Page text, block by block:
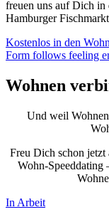
freuen uns auf Dich in
Hamburger
Kostenlos in den
Form follows feeling
Wohnen
Und weil
Freu Dich schon jetzt
Wohn-Speeddating
In Arbeit